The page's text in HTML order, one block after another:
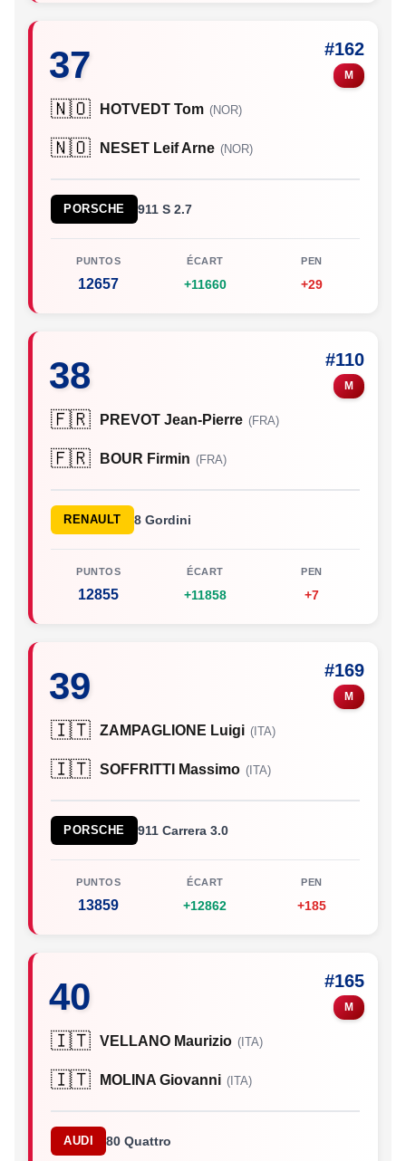
37 #162
M
🇳🇴 HOTVEDT Tom (NOR)
🇳🇴 NESET Leif Arne (NOR)
PORSCHE 911 S 2.7
PUNTOS
12657
ÉCART
+11660
PEN
+29
38 #110
M
🇫🇷 PREVOT Jean-Pierre (FRA)
🇫🇷 BOUR Firmin (FRA)
RENAULT 8 Gordini
PUNTOS
12855
ÉCART
+11858
PEN
+7
39 #169
M
🇮🇹 ZAMPAGLIONE Luigi (ITA)
🇮🇹 SOFFRITTI Massimo (ITA)
PORSCHE 911 Carrera 3.0
PUNTOS
13859
ÉCART
+12862
PEN
+185
40 #165
M
🇮🇹 VELLANO Maurizio (ITA)
🇮🇹 MOLINA Giovanni (ITA)
AUDI 80 Quattro